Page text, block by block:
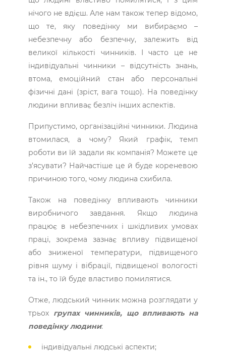
нічого не вдієш. Але нам також тепер відомо,
що те, яку поведінку ми вибираємо –
небезпечну або безпечну, залежить від
великої кількості чинників. І часто це не
індивідуальні чинники – відсутність знань,
втома, емоційний стан або персональні
фізичні дані (зріст, вага тощо). На поведінку
людини впливає безліч інших аспектів.
Припустимо, організаційні чинники. Людина
втомилася, а чому? Який графік, темп
роботи ви їй задали як компанія? Можете це
з’ясувати? Найчастіше це й буде кореневою
причиною того, чому людина схибила.
Також на поведінку впливають чинники
виробничого завдання. Якщо людина
працює в небезпечних і шкідливих умовах
праці, зокрема ­зазнає впливу підвищеної
або зниженої температури, підвищеного
рівня шуму і вібрації, підвищеної вологості
та ін., то їй буде властиво помилятися.
Отже, людський чинник можна розглядати у
трьох групах чинників, що впливають на
поведінку людини:
індивідуальні людські аспекти;